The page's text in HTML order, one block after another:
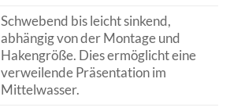
Schwebend bis leicht sinkend,
abhängig von der Montage und
Hakengröße. Dies ermöglicht eine
verweilende Präsentation im
Mittelwasser.